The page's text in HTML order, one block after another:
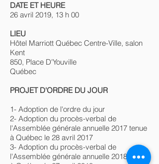
DATE ET HEURE
26 avril 2019, 13 h 00
LIEU
Hôtel Marriott Québec Centre-Ville, salon
Kent
850, Place D'Youville
Québec
PROJET D'ORDRE DU JOUR
1- Adoption de l'ordre du jour
2- Adoption du procès-verbal de
l'Assemblée générale annuelle 2017 tenue
à Québec le 28 avril 2017
3- Adoption du procès-verbal de
l'Assemblée générale annuelle 2018 tenue